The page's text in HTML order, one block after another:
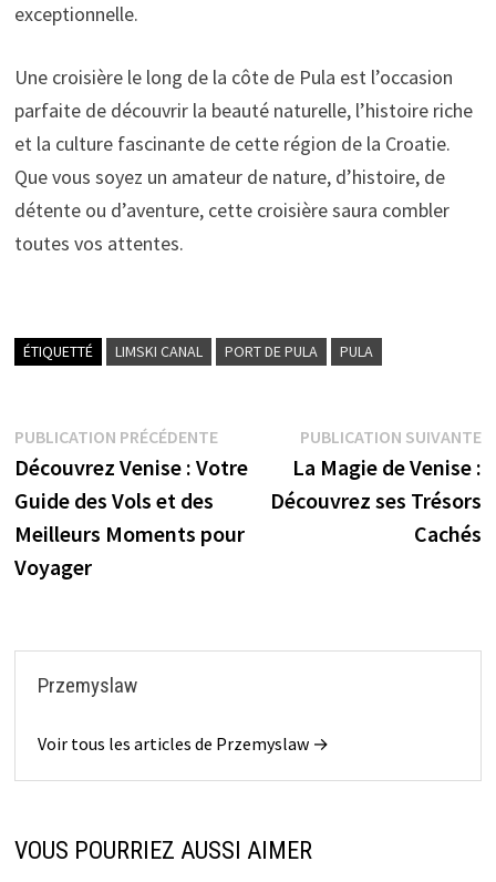
exceptionnelle.
Une croisière le long de la côte de Pula est l’occasion
parfaite de découvrir la beauté naturelle, l’histoire riche
et la culture fascinante de cette région de la Croatie.
Que vous soyez un amateur de nature, d’histoire, de
détente ou d’aventure, cette croisière saura combler
toutes vos attentes.
ÉTIQUETTÉ LIMSKI CANAL PORT DE PULA PULA
Navigation
de
l’article
PUBLICATION PRÉCÉDENTEPublication
précédente :
Découvrez Venise : Votre
Guide des Vols et des
Meilleurs Moments pour
Voyager
PUBLICATION SUIVANTE
La Magie de Venise :
Découvrez ses Trésors
Cachés
Przemyslaw
Voir tous les articles de Przemyslaw →
VOUS POURRIEZ AUSSI AIMER